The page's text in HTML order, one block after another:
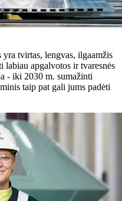
tvirtas, lengvas, ilgaamžis
apgalvotos ir tvaresnės
- iki 2030 m. sumažinti
taip pat gali jums padėti